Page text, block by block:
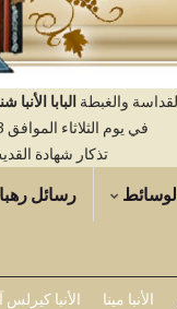
والغبطة البابا الأنبا
في يوم الثلاثاء الموافق 25/11/2003م - 15 هاتور 1720ش
تذكار شهادة
رسائل
الأنبا مينا الأنبا كيرلس